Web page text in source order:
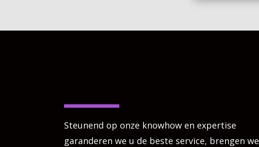
Steunend op onze knowhow en expertise
garanderen we u de beste service, brengen we